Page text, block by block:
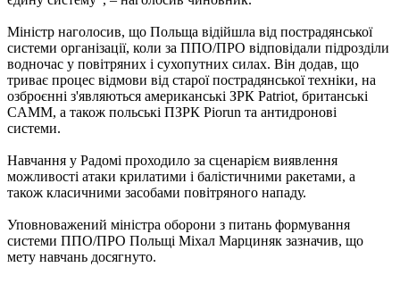
Міністр наголосив, що Польща відійшла від пострадянської
системи організації, коли за ППО/ПРО відповідали підрозділи
водночас у повітряних і сухопутних силах. Він додав, що
триває процес відмови від старої пострадянської техніки, на
озброєнні з'являються американські ЗРК Patriot, британські
CAMM, а також польські ПЗРК Piorun та антидронові
системи.
Навчання у Радомі проходило за сценарієм виявлення
можливості атаки крилатими і балістичними ракетами, а
також класичними засобами повітряного нападу.
Уповноважений міністра оборони з питань формування
системи ППО/ПРО Польщі Міхал Марциняк зазначив, що
мету навчань досягнуто.